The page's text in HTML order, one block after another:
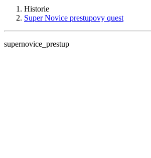
Historie
Super Novice prestupovy quest
supernovice_prestup